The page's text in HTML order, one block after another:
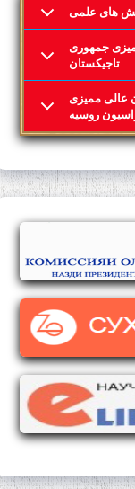
های علمی
جمهوری
تاجیکستان
عالی ممیزی
روسیه